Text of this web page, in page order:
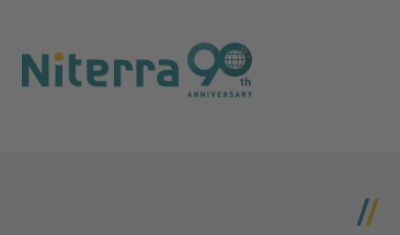
main
navigation
main
content
footer